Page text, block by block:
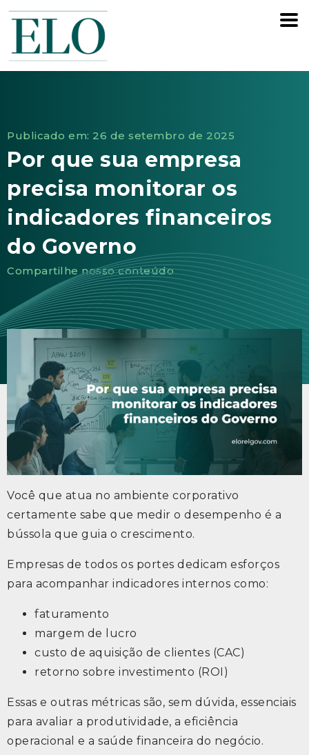
Publicado em: 26 de setembro de 2025
Por que sua empresa
precisa monitorar os
indicadores financeiros
do Governo
Compartilhe nosso conteúdo
Você que atua no ambiente corporativo
certamente sabe que medir o desempenho é a
bússola que guia o crescimento.
Empresas de todos os portes dedicam esforços
para acompanhar indicadores internos como:
faturamento
margem de lucro
custo de aquisição de clientes (CAC)
retorno sobre investimento (ROI)
Essas e outras métricas são, sem dúvida, essenciais
para avaliar a produtividade, a eficiência
operacional e a saúde financeira do negócio.